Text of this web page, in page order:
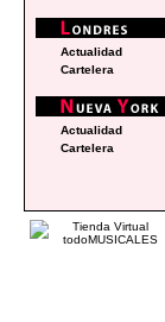
Actualidad
Cartelera
Actualidad
Cartelera